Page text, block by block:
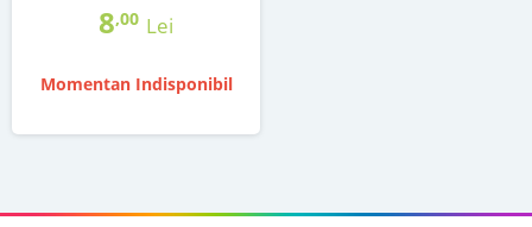
8,00 Lei
Momentan Indisponibil